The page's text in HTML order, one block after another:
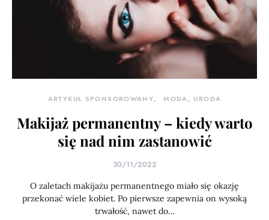
ARTYKUŁ SPONSOROWANY MODA, URODA
Makijaż permanentny – kiedy warto
się nad nim zastanowić
30/11/2022
O zaletach makijażu permanentnego miało się okazję
przekonać wiele kobiet. Po pierwsze zapewnia on wysoką
trwałość, nawet do…